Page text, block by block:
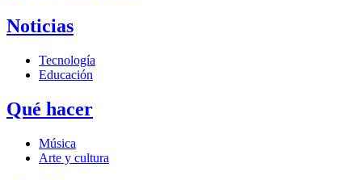
Noticias
Tecnología
Educación
Qué hacer
Música
Arte y cultura